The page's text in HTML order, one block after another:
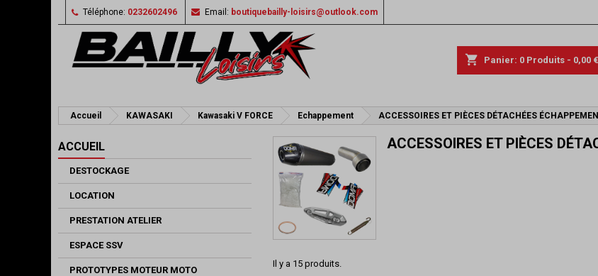
Téléphone: 0232602496 Email: boutiquebailly-loisirs@outlook.com
shopping_cart Panier: 0 Produits - 0,00 €
Accueil KAWASAKI Kawasaki V FORCE Echappement ACCESSOIRES ET PIÈCES DÉTACHÉES
ACCUEIL
DESTOCKAGE
LOCATION
PRESTATION ATELIER
ESPACE SSV
PROTOTYPES MOTEUR MOTO
ACCESSOIRES ET PIÈCES
Il y a 15 produits.